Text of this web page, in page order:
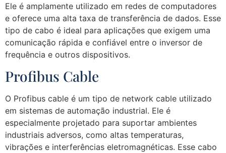
Ele é amplamente utilizado em redes de computadores
e oferece uma alta taxa de transferência de dados. Esse
tipo de cabo é ideal para aplicações que exigem uma
comunicação rápida e confiável entre o inversor de
frequência e outros dispositivos.
Profibus Cable
O Profibus cable é um tipo de network cable utilizado
em sistemas de automação industrial. Ele é
especialmente projetado para suportar ambientes
industriais adversos, como altas temperaturas,
vibrações e interferências eletromagnéticas. Esse cabo